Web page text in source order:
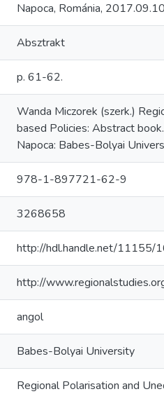
Napoca, Románia,
Absztrakt
p. 61-62.
Wanda Miczorek (szerk.)
based Policies: Abstract
Napoca: Babes-Bolyai
978-1-897721-62-9
3268658
http://hdl.handle.net/11155/
http://
angol
Babes-Bolyai University
Regional Polarisation and